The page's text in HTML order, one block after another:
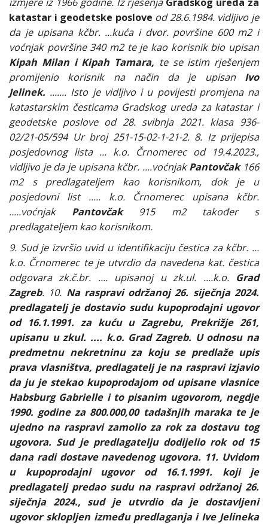
katastar i geodetske poslove od 28.6.1984. vidljivo je
da je upisana kčbr. ...kuća i dvor. površine 600 m2 i
voćnjak površine 340 m2 te je kao korisnik bio upisan
Kipah Milan i Kipah Tamara, te se istim rješenjem
promijenio korisnik na način da je upisanIvo
Jelinek. ....... Isto je vidljivo i u povijesti promjena na
katastarskim česticama Gradskog ureda za katastar i
geodetske poslove od 28. svibnja 2021. klasa 936-
02/21-05/594 Ur broj 251-15-02-1-21-2. 8. Iz prijepisa
posjedovnog lista ... k.o. Črnomerec od 19.4.2023.,
vidljivo je da je upisana kčbr. ....voćnjakPantovčak166
m2 s predlagateljem kao korisnikom, dok je u
posjedovni list ..... k.o. Črnomerec upisana kčbr.
.....voćnjak Pantovčak915 m2 također s
predlagateljem kao korisnikom.
9. Sud je izvršio uvid u identifikaciju čestica za kčbr. ...
k.o. Črnomerec te je utvrdio da navedena kat. čestica
odgovara zk.č.br. .... upisanoj u zk.ul. ....k.o. Grad
Zagreb. 10. Na raspravi održanoj 26. siječnja 2024.
predlagatelj je dostavio sudu kupoprodajni ugovor
od 16.1.1991. za kuću u Zagrebu, Prekrižje 261,
upisanu u zkul. .... k.o. Grad Zagreb. U odnosu na
predmetnu nekretninu za koju se predlaže upis
prava vlasništva, predlagatelj je na raspravi izjavio
da ju je stekao kupoprodajom od upisane vlasnice
Habsburg Gabrielle i to pisanim ugovorom, negdje
1990. godine za 800.000,00 tadašnjih maraka te je
ujedno na raspravi zamolio za rok za dostavu tog
ugovora. Sud je predlagatelju dodijelio rok od 15
dana radi dostave navedenog ugovora. 11. Uvidom
u kupoprodajni ugovor od 16.1.1991. koji je
predlagatelj predao sudu na raspravi održanoj 26.
siječnja 2024., sud je utvrdio da je dostavljeni
ugovor sklopljen između predlaganja i Ive Jelineka